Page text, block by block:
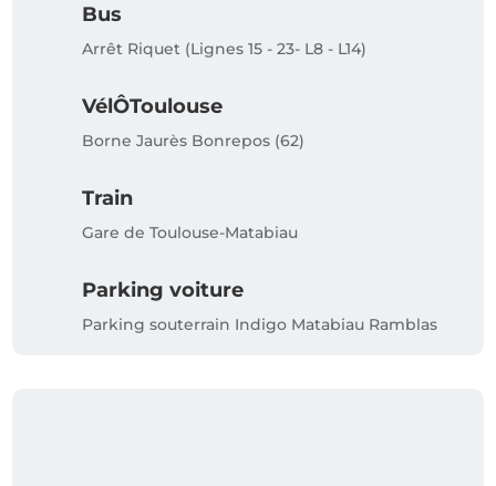
Bus
Arrêt Riquet (Lignes 15 - 23- L8 - L14)
VélÔToulouse
Borne Jaurès Bonrepos (62)
Train
Gare de Toulouse-Matabiau
Parking voiture
Parking souterrain Indigo Matabiau Ramblas